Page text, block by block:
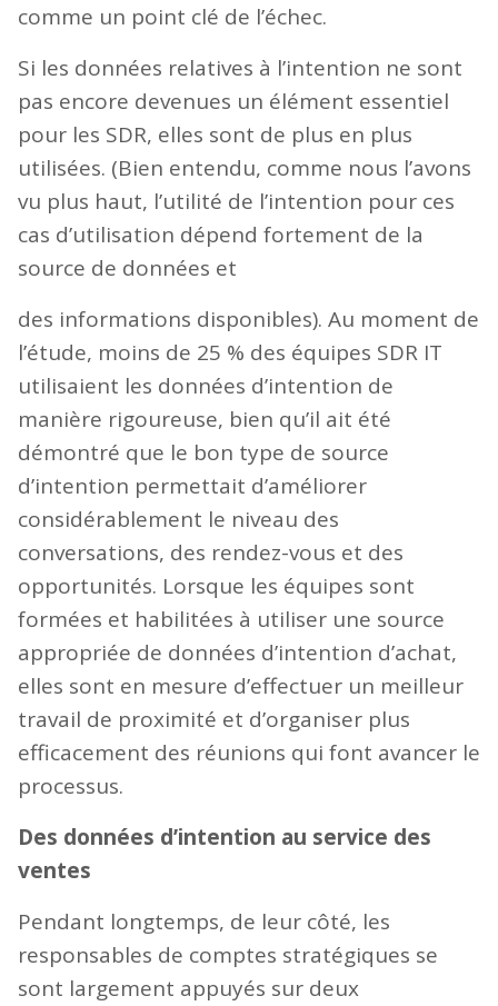
comme un point clé de l’échec.
Si les données relatives à l’intention ne sont
pas encore devenues un élément essentiel
pour les SDR, elles sont de plus en plus
utilisées. (Bien entendu, comme nous l’avons
vu plus haut, l’utilité de l’intention pour ces
cas d’utilisation dépend fortement de la
source de données et
des informations disponibles). Au moment de
l’étude, moins de 25 % des équipes SDR IT
utilisaient les données d’intention de
manière rigoureuse, bien qu’il ait été
démontré que le bon type de source
d’intention permettait d’améliorer
considérablement le niveau des
conversations, des rendez-vous et des
opportunités. Lorsque les équipes sont
formées et habilitées à utiliser une source
appropriée de données d’intention d’achat,
elles sont en mesure d’effectuer un meilleur
travail de proximité et d’organiser plus
efficacement des réunions qui font avancer le
processus.
Des données d’intention au service des
ventes
Pendant longtemps, de leur côté, les
responsables de comptes stratégiques se
sont largement appuyés sur deux